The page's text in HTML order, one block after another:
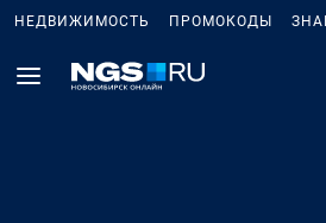
НЕДВИЖИМОСТЬ ПРОМОКОДЫ